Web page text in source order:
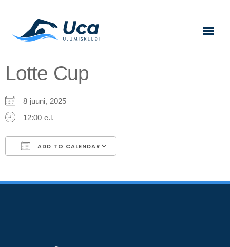
Lotte Cup
8 juuni, 2025
12:00 e.l.
ADD TO CALENDAR